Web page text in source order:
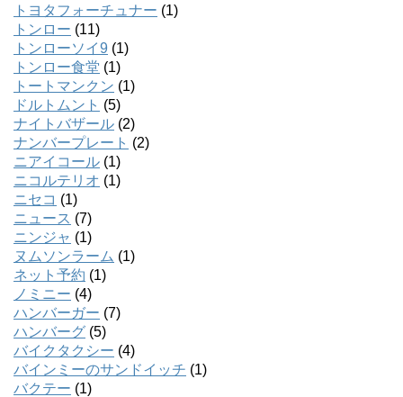
トヨタフォーチュナー (1)
トンロー (11)
トンローソイ9 (1)
トンロー食堂 (1)
トートマンクン (1)
ドルトムント (5)
ナイトバザール (2)
ナンバープレート (2)
ニアイコール (1)
ニコルテリオ (1)
ニセコ (1)
ニュース (7)
ニンジャ (1)
ヌムソンラーム (1)
ネット予約 (1)
ノミニー (4)
ハンバーガー (7)
ハンバーグ (5)
バイクタクシー (4)
バインミーのサンドイッチ (1)
バクテー (1)